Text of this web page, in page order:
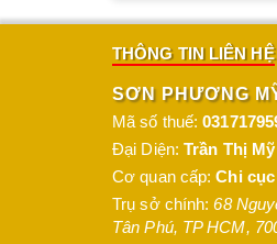
THÔNG TIN LIÊN HỆ
SƠN PHƯƠNG
Mã số thuế:
Đại Diện: Trần Thị
Cơ quan cấp:Chi
Trụ sở chính:68
Tân Phú, TP HCM,